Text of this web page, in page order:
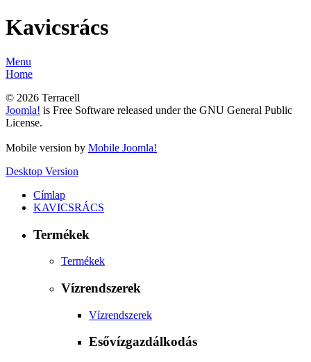
Kavicsrács
Menu
Home
© 2026 Terracell
Joomla! is Free Software released under the GNU General Public
License.
Mobile version by Mobile Joomla!
Desktop Version
Címlap
KAVICSRÁCS
Termékek
Termékek
Vízrendszerek
Vízrendszerek
Esővízgazdálkodás